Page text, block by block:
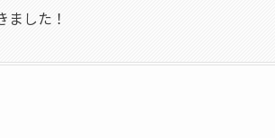
した！